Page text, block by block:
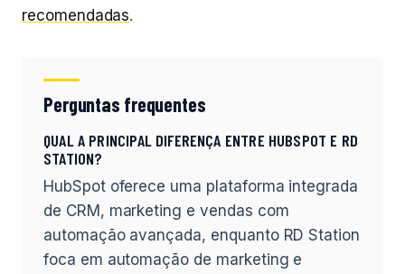
recomendadas.
Perguntas frequentes
QUAL A PRINCIPAL DIFERENÇA ENTRE HUBSPOT E RD
STATION?
HubSpot oferece uma plataforma integrada
de CRM, marketing e vendas com
automação avançada, enquanto RD Station
foca em automação de marketing e